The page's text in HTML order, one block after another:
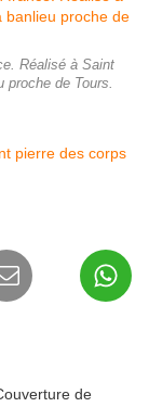
Réalisé à Saint
proche de Tours.
pierre des corps